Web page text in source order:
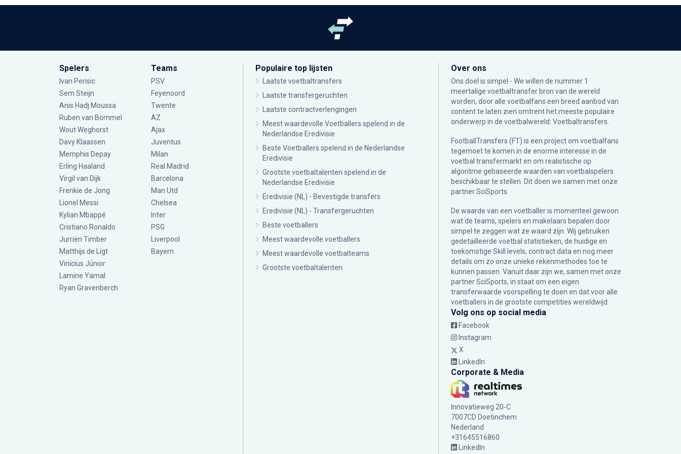
Spelers
Ivan Perisic
Sem Steijn
Anis Hadj Moussa
Ruben van Bommel
Wout Weghorst
Davy Klaassen
Memphis Depay
Erling Haaland
Virgil van Dijk
Frenkie de Jong
Lionel Messi
Kylian Mbappé
Cristiano Ronaldo
Jurriën Timber
Matthijs de Ligt
Vinícius Júnior
Lamine Yamal
Ryan Gravenberch
Teams
PSV
Feyenoord
Twente
AZ
Ajax
Juventus
Milan
Real Madrid
Barcelona
Man Utd
Chelsea
Inter
PSG
Liverpool
Bayern
Populaire top lijsten
Laatste voetbaltransfers
Laatste transfergeruchten
Laatste contractverlengingen
Meest waardevolle Voetballers spelend in de
Nederlandse Eredivisie
Beste Voetballers spelend in de Nederlandse
Eredivisie
Grootste voetbaltalenten spelend in de
Nederlandse Eredivisie
Eredivisie (NL) - Bevestigde transfers
Eredivisie (NL) - Transfergeruchten
Beste voetballers
Meest waardevolle voetballers
Meest waardevolle voetbalteams
Grootste voetbaltalenten
Over ons
Ons doel is simpel - We willen de nummer 1
meertalige voetbaltransfer bron van de wereld
worden, door alle voetbalfans een breed aanbod van
content te laten zien omtrent het meeste populaire
onderwerp in de voetbalwereld: Voetbaltransfers.
FootballTransfers (FT) is een project om voetbalfans
tegemoet te komen in de enorme interesse in de
voetbal transfermarkt en om realistische op
algoritme gebaseerde waarden van voetbalspelers
beschikbaar te stellen. Dit doen we samen met onze
partnerSciSports
De waarde van een voetballer is momenteel gewoon
wat de teams, spelers en makelaars bepalen door
simpel te zeggen wat ze waard zijn. Wij gebruiken
gedetailleerde voetbal statistieken, de huidige en
toekomstige Skill levels, contract data en nog meer
details om zo onze unieke rekenmethodes toe te
kunnen passen. Vanuit daar zijn we, samen met onze
partner SciSports, in staat om een eigen
transferwaarde voorspelling te doen en dat voor alle
voetballers in de grootste competities wereldwijd.
Volg ons op social media
Facebook
Instagram
X
LinkedIn
Corporate & Media
Innovatieweg 20-C
7007CD Doetinchem
Nederland
+31645516860
LinkedIn